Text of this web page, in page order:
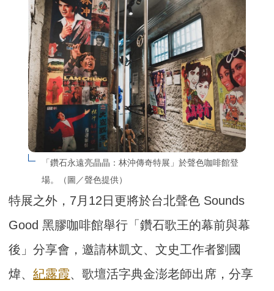
「鑽石永遠亮晶晶：林沖傳奇特展」於聲色咖啡館登
場。（圖／聲色提供）
特展之外，7月12日更將於台北聲色 Sounds
Good 黑膠咖啡館舉行「鑽石歌王的幕前與幕
後」分享會，邀請林凱文、文史工作者劉國
煒、紀露霞、歌壇活字典金澎老師出席，分享